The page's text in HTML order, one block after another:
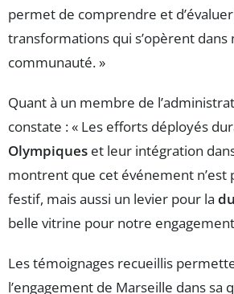
permet de comprendre et
transformations qui s’opèrent dans
communauté. »
Quant à un membre de
constate : « Les efforts déployés
Olympiques et leur intégration
montrent que cet événement n’est
festif, mais aussi un levier pour la
belle vitrine pour notre
Les témoignages recueillis
l’engagement de Marseille dans sa